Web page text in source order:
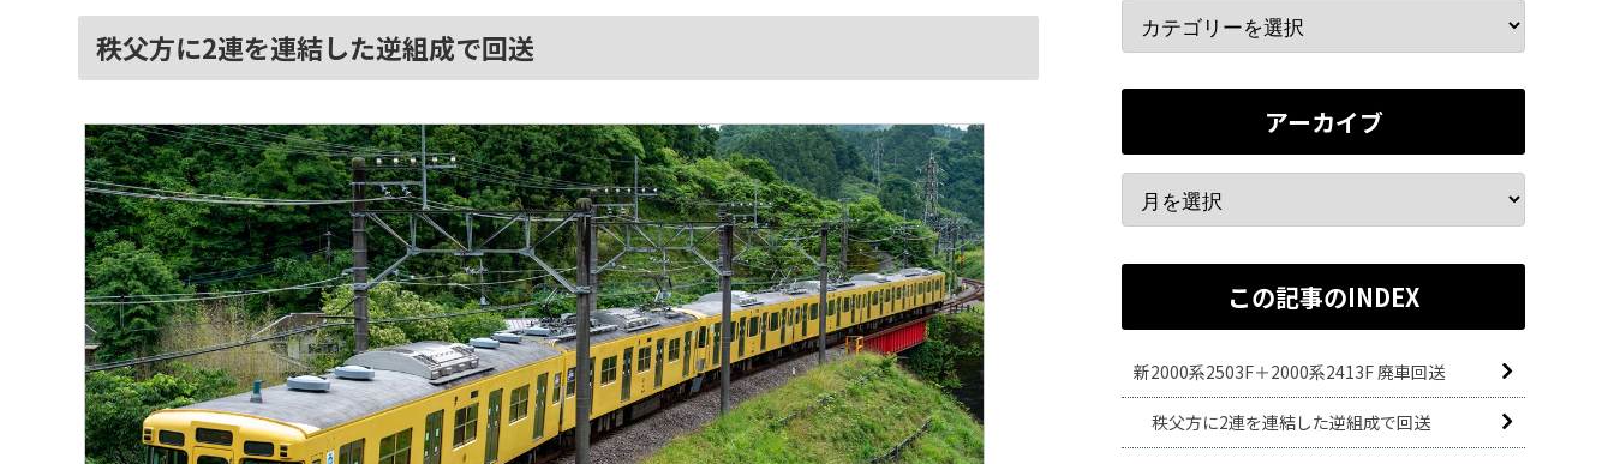
秩父方に2連を連結した逆組成で回送
アーカイブ
この記事のINDEX
新2000系2503F＋2000系2413F 廃車回送
秩父方に2連を連結した逆組成で回送